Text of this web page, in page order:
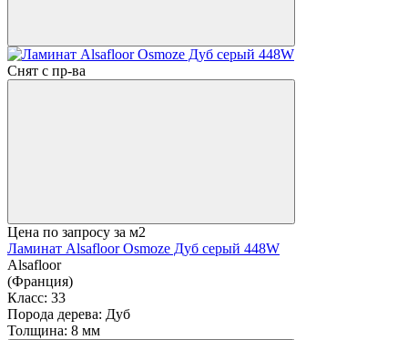
Снят с пр-ва
Цена по запросу за м2
Ламинат Alsafloor Osmoze Дуб серый 448W
Alsafloor
(Франция)
Класс: 33
Порода дерева: Дуб
Толщина: 8 мм